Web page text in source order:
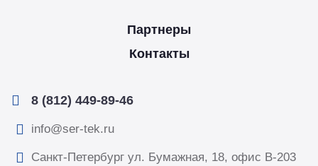
Партнеры
Контакты
8 (812) 449-89-46
info@ser-tek.ru
Санкт-Петербург ул. Бумажная, 18, офис B-203